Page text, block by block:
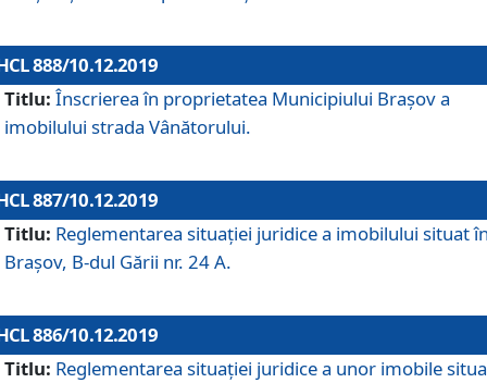
888/10.12.2019
Titlu: Înscrierea în proprietatea Municipiului Braşov a
imobilului strada Vânătorului.
887/10.12.2019
Titlu: Reglementarea situației juridice a imobilului situat
Brașov, B-dul Gării nr. 24 A.
886/10.12.2019
Titlu: Reglementarea situaţiei juridice a unor imobile